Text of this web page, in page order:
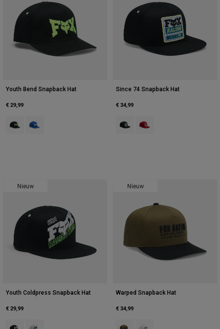
Youth Bend Snapback Hat
€ 29,99
Product swatch type of Zwart.
Product swatch type of Blauw.
Since 74 Snapback Hat
€ 34,99
Product swatch type of Zwart.
Product swatch type of
Nieuw
Youth Coldpress Snapback Hat
€ 29,99
Product swatch type of Zwart.
Product swatch type of Lichtgrijs.
Nieuw
Warped Snapback Hat
€ 34,99
Product swatch type of Olijfgroen.
Product swatch type of